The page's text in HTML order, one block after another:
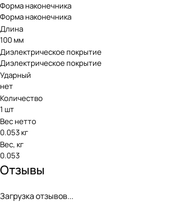
Форма наконечника
Форма наконечника
Длина
100 мм
Диэлектрическое покрытие
Диэлектрическое покрытие
Ударный
нет
Количество
1 шт
Вес нетто
0.053 кг
Вес, кг
0.053
Отзывы
Загрузка отзывов...